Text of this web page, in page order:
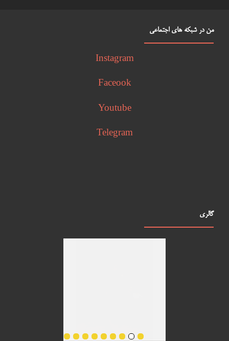
من در شبکه های اجتماعی
Instagram
Faceook
Youtube
Telegram
گالری